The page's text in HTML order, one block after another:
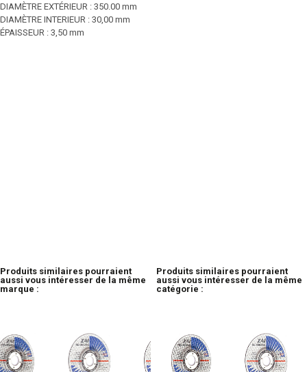
DIAMÈTRE EXTÉRIEUR : 350.00 mm
DIAMÈTRE INTERIEUR : 30,00 mm
ÉPAISSEUR : 3,50 mm
Produits similaires pourraient
aussi vous intéresser de la même
marque :
Produits similaires pourraient
aussi vous intéresser de la même
catégorie :